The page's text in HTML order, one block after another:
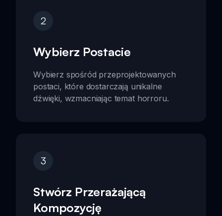
2
Wybierz Postacie
Wybierz spośród przeprojektowanych
postaci, które dostarczają unikalne
dźwięki, wzmacniając temat horroru.
3
Stwórz Przerażającą
Kompozycję